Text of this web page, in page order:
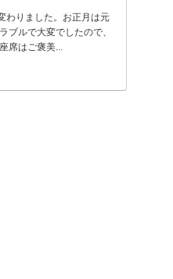
りました。お正月は元
ブルで大変でしたので、
席はご褒美...